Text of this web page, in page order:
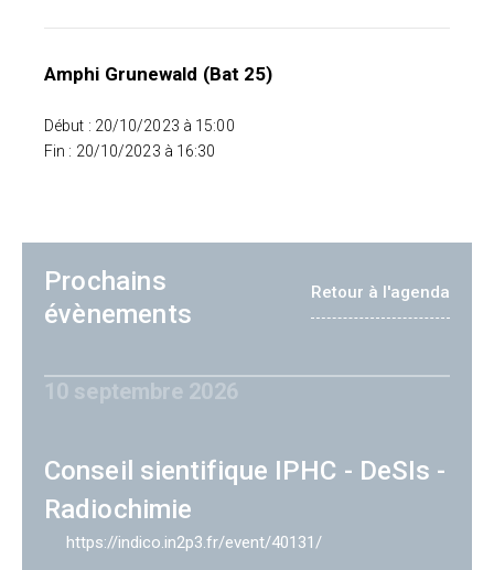
Amphi Grunewald (Bat 25)
Début : 20/10/2023 à 15:00
Fin : 20/10/2023 à 16:30
Prochains
évènements
Retour à l'agenda
10 septembre 2026
Conseil sientifique IPHC - DeSIs -
Radiochimie
https://indico.in2p3.fr/event/40131/